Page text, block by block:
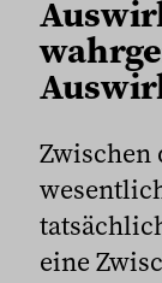
Zwischen
eine